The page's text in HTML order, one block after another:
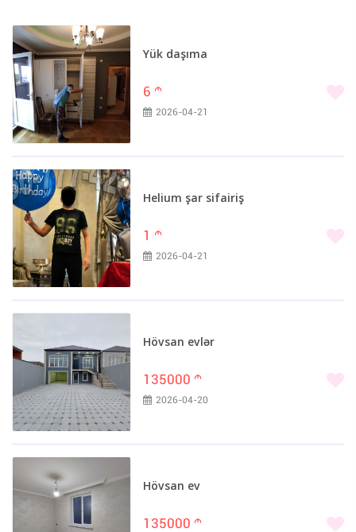
Yük daşıma
6 m
2026-04-21
Helium şar sifairiş
1 m
2026-04-21
Hövsan evlər
135000 m
2026-04-20
Hövsan ev
135000 m